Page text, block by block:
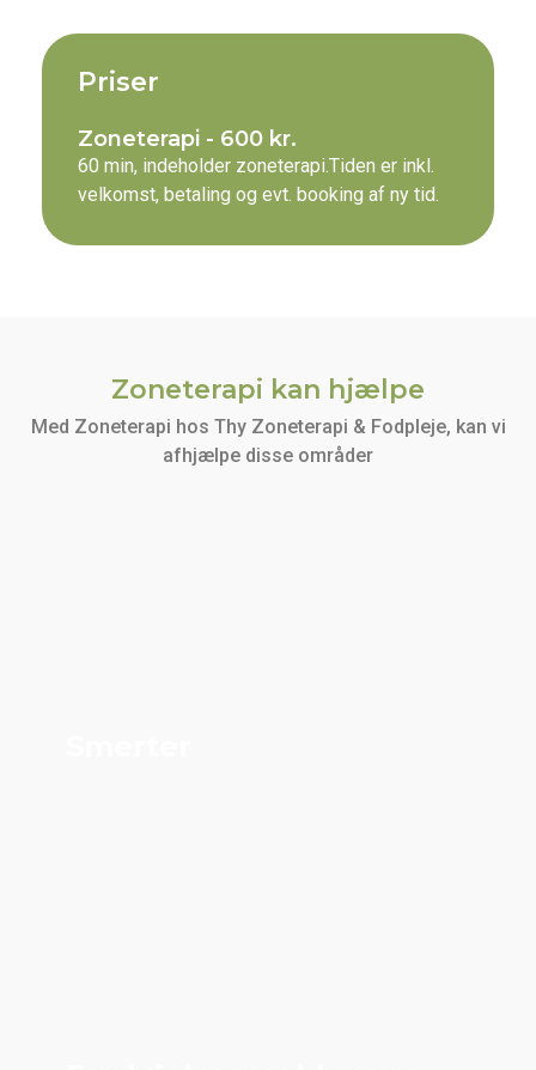
Priser
Zoneterapi - 600 kr.
60 min, indeholder zoneterapi.Tiden er inkl.
velkomst, betaling og evt. booking af ny tid.
Zoneterapi kan hjælpe
Med Zoneterapi hos Thy Zoneterapi & Fodpleje, kan vi
afhjælpe disse områder